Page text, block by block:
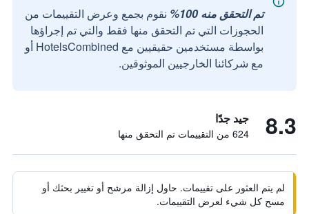
تم التحقق منه 100%
نقوم بجمع وعرض التقييمات من
الحجوزات التي تم التحقق منها فقط والتي تم إجراؤها
بواسطة مستخدمين حقيقيين مع HotelsCombined أو
مع شركائنا الخارجيين الموثوقين.
8.3 جيد جدًا
624 من التقييمات تم التحقق منها
لم يتم العثور على تقييمات. حاول إزالة مرشح أو تغيير بحثك أو
مسح كل شيء لعرض التقييمات.